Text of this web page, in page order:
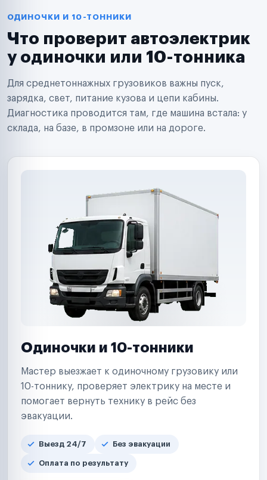
Таксопарки
Автодилеры
Поставщики запчастей
Аренда спецтехники
Ремонт спецтехники
Ритейл-сети
Управляющие компании
Страховые компании
ОДИНОЧКИ И 10-ТОННИКИ
Что проверит автоэлектрик
у одиночки или 10-тонника
Для среднетоннажных грузовиков важны пуск,
зарядка, свет, питание кузова и цепи кабины.
Диагностика проводится там, где машина встала: у
склада, на базе, в промзоне или на дороге.
Одиночки и 10-тонники
Мастер выезжает к одиночному грузовику или
10-тоннику, проверяет электрику на месте и
помогает вернуть технику в рейс без
эвакуации.
Выезд 24/7 Без эвакуации
Оплата по результату